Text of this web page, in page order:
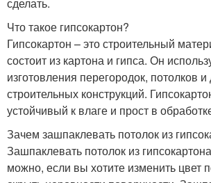
Что такое гипсокартон?
Гипсокартон – это строительный
состоит из картона и гипса. Он
изготовления перегородок, потолков и
строительных конструкций.
устойчивый к влаге и прост в
Зачем зашпаклевать потолок из
Зашпаклевать потолок из
можно, если вы хотите изменить цвет